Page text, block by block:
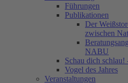
Führungen
Publikationen
Der
zwischen
NABU
Schau dich schlau!
Vogel des Jahres
Veranstaltungen